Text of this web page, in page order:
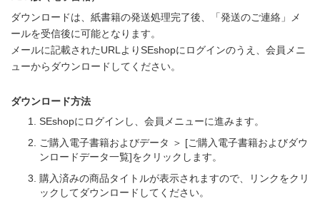
ダウンロードは、紙書籍の発送処理完了後、「発送のご連絡」メ
ールを受信後に可能となります。
メールに記載されたURLよりSEshopにログインのうえ、会員メニ
ューからダウンロードしてください。
ダウンロード方法
SEshopにログインし、会員メニューに進みます。
ご購入電子書籍およびデータ ＞ [ご購入電子書籍およびダウ
ンロードデータ一覧]をクリックします。
購入済みの商品タイトルが表示されますので、リンクをクリ
ックしてダウンロードしてください。